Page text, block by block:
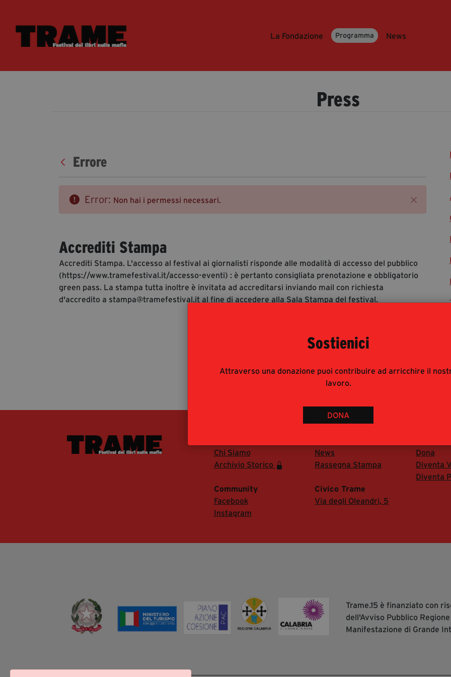
Sostienici
Attraverso una donazione puoi contribuire ad arricchire il
lavoro.
DONA
La Fondazione Programma News
Press
Errore
Chiudi
Error: Non hai i permessi necessari.
Accrediti Stampa
Accrediti Stampa. L'accesso al festival ai giornalisti risponde alle modalità di accesso del pubblico
(https://www.tramefestival.it/accesso-eventi) : è pertanto consigliata prenotazione e obbligatorio
green pass. La stampa tutta inoltre è invitata ad accreditarsi inviando mail con richiesta
d'accredito a stampa@tramefestival.it al fine di accedere alla Sala Stampa del festival.
Chi Siamo
Archivio Storico
News
Rassegna Stampa
Dona
Diventa
Diventa
Community
Facebook
Instagram
Civico Trame
Via degli Oleandri, 5
Trame.15 è finanziato con
dell'Avviso Pubblico
Manifestazione di Grande